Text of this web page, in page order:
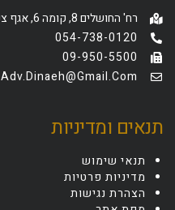
רח' החושלים 8, קומה 6, אגף צפוני, ת.ד 12425, הרצליה פיתוח
054-738-0120
09-950-5500
Adv.dinaeh@gmail.com
תנאים ומדיניות
תנאי שימוש
מדיניות פרטיות
הצהרת נגישות